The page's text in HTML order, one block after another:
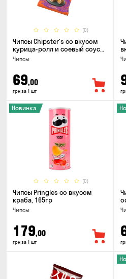
(0)
Чипсы Chipster's со вкусом
курица-ролл и соевый соус
90г
Чипсы
69,00
грн за 1 шт
(0)
Новинка
Чипсы Pringles со вкусом
краба, 165гр
Чипсы
179,00
грн за 1 шт